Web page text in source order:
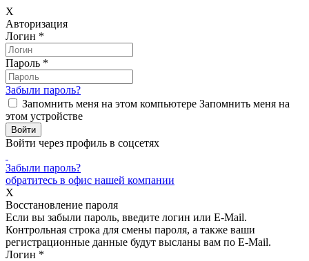
X
Авторизация
Логин *
Пароль *
Забыли пароль?
Запомнить меня на этом компьютере Запомнить меня на
этом устройстве
Войти через профиль в соцсетях
Забыли пароль?
обратитесь в офис нашей компании
X
Восстановление пароля
Если вы забыли пароль, введите логин или E-Mail.
Контрольная строка для смены пароля, а также ваши
регистрационные данные будут высланы вам по E-Mail.
Логин *